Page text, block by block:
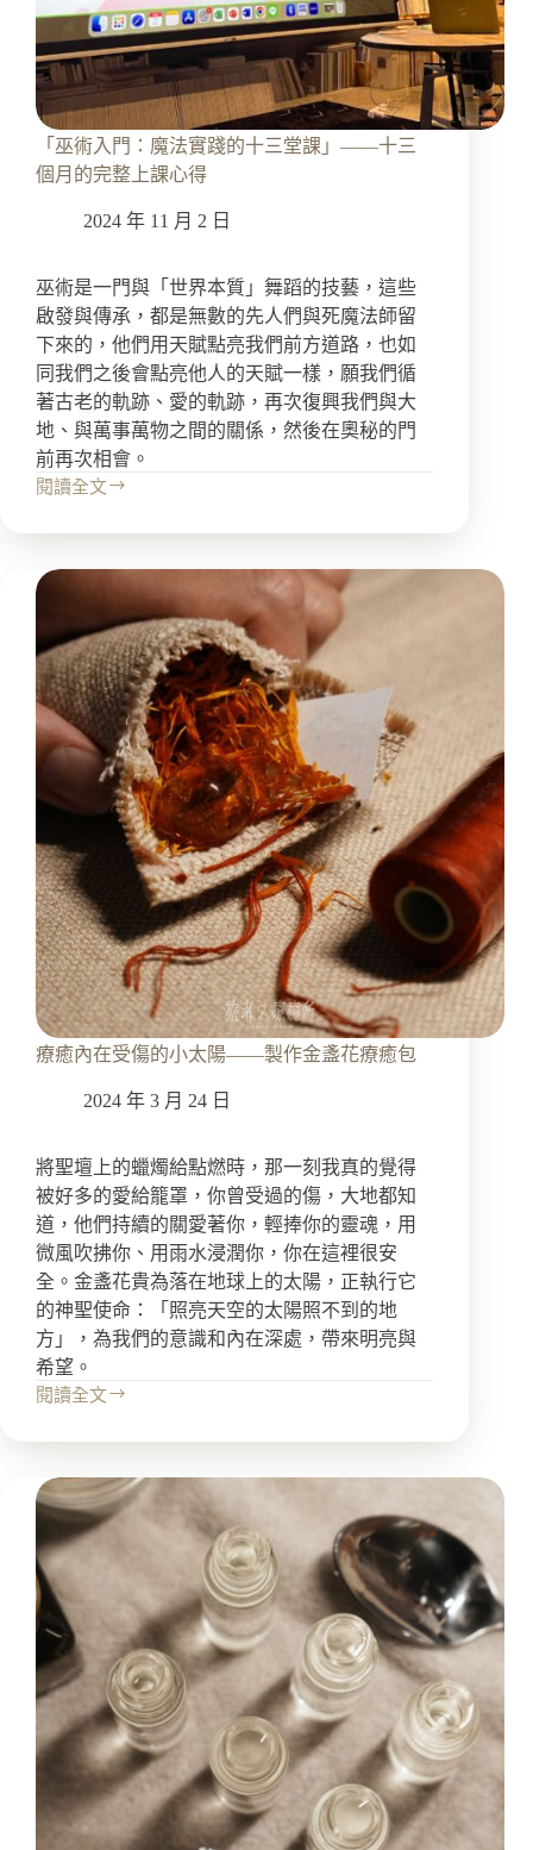
「巫術入門：魔法實踐的十三堂課」——十三
個月的完整上課心得
2024 年 11 月 2 日
巫術是一門與「世界本質」舞蹈的技藝，這些
啟發與傳承，都是無數的先人們與死魔法師留
下來的，他們用天賦點亮我們前方道路，也如
同我們之後會點亮他人的天賦一樣，願我們循
著古老的軌跡、愛的軌跡，再次復興我們與大
地、與萬事萬物之間的關係，然後在奧秘的門
前再次相會。
閱讀全文
「巫
門：
魔
實
踐
的
十
三
課」
十
三
個
月
的
完
整
上
課
心
療癒內在受傷的小太陽——製作金盞花療癒包
2024 年 3 月 24 日
將聖壇上的蠟燭給點燃時，那一刻我真的覺得
被好多的愛給籠罩，你曾受過的傷，大地都知
道，他們持續的關愛著你，輕捧你的靈魂，用
微風吹拂你、用雨水浸潤你，你在這裡很安
全。金盞花貴為落在地球上的太陽，正執行它
的神聖使命：「照亮天空的太陽照不到的地
方」，為我們的意識和內在深處，帶來明亮與
希望。
閱讀全文
療
在
受
的
小
太
陽
——
製
作
盞